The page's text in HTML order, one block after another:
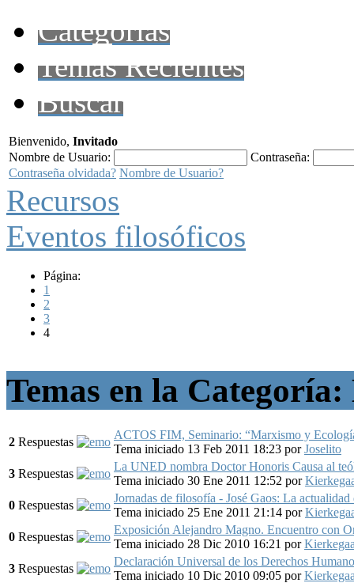
Categorías
Temas Recientes
Buscar
Bienvenido, Invitado
Nombre de Usuario:
Contraseña:
Contraseña olvidada? Nombre de Usuario?
Recursos
Eventos filosóficos
Página:
1
2
3
4
Temas en la
2 Respuestas
ACTOS FIM, Seminario: “Marxismo y
Tema iniciado 13 Feb 2011 18:23 porJoselito
3 Respuestas
La UNED nombra Doctor Honoris Causa al
Tema iniciado 30 Ene 2011 12:52 por
0 Respuestas
Jornadas de filosofía - José Gaos: La
Tema iniciado 25 Ene 2011 21:14 por
0 Respuestas
Exposición Alejandro Magno. Encuentro con
Tema iniciado 28 Dic 2010 16:21 por
3 Respuestas
Declaración Universal de los Derechos
Tema iniciado 10 Dic 2010 09:05 por